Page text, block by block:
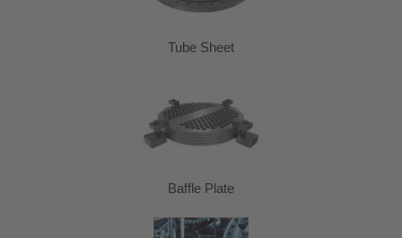
Tube Sheet
Baffle Plate